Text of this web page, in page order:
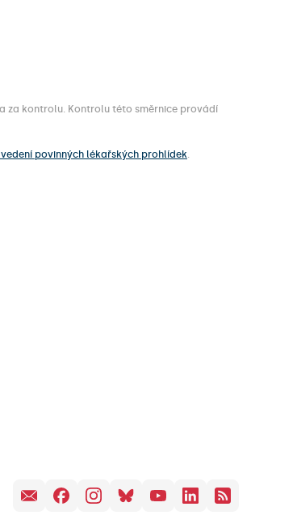
za kontrolu. Kontrolu této směrnice provádí
povinných lékařských prohlídek.